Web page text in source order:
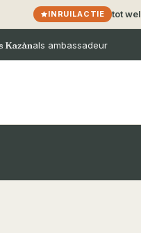
INRUILACTIE tot wel
Kazànals ambassadeur